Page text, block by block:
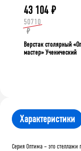
43 104 ₽
50710
₽
Верстак столярный
мастер» Ученический
Характеристики
Серия Оптима – это